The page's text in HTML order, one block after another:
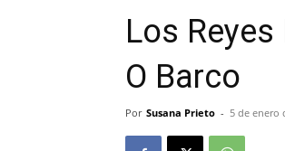
Los
O Barco
Por Susana Prieto - 5 de enero